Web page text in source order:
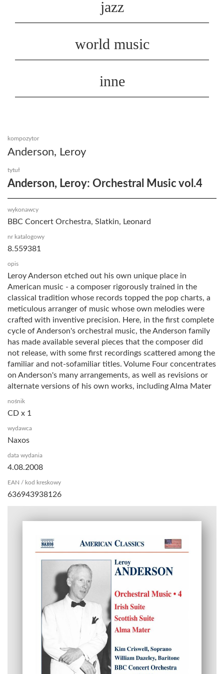
jazz
world music
inne
kompozytor
Anderson, Leroy
tytuł
Anderson, Leroy: Orchestral Music vol.4
wykonawcy
BBC Concert Orchestra, Slatkin, Leonard
nr katalogowy
8.559381
opis
Leroy Anderson etched out his own unique place in
American music - a composer rigorously trained in the
classical tradition whose records topped the pop charts, a
meticulous arranger of music whose own melodies were
crafted with inventive precision. Here, in the first complete
cycle of Anderson's orchestral music, the Anderson family
has made available several pieces that the composer did
not release, with some first recordings scattered among the
familiar and not-sofamiliar titles. Volume Four concentrates
on Anderson's many arrangements, as well as revisions or
alternate versions of his own works, including Alma Mater
nośnik
CD x 1
wydawca
Naxos
data wydania
4.08.2008
EAN / kod kreskowy
636943938126